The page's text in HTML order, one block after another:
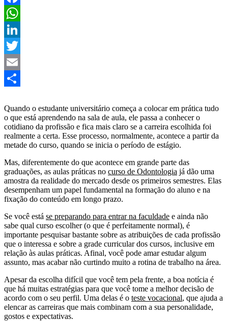
Facebook
WhatsApp
LinkedIn
Twitter
Email
Quando o estudante universitário começa a colocar em prática tudo
o que está aprendendo na sala de aula, ele passa a conhecer o
cotidiano da profissão e fica mais claro se a carreira escolhida foi
realmente a certa. Esse processo, normalmente, acontece a partir da
metade do curso, quando se inicia o período de estágio.
Mas, diferentemente do que acontece em grande parte das
graduações, as aulas práticas no curso de Odontologia já dão uma
amostra da realidade do mercado desde os primeiros semestres. Elas
desempenham um papel fundamental na formação do aluno e na
fixação do conteúdo em longo prazo.
Se você está se preparando para entrar na faculdade e ainda não
sabe qual curso escolher (o que é perfeitamente normal), é
importante pesquisar bastante sobre as atribuições de cada profissão
que o interessa e sobre a grade curricular dos cursos, inclusive em
relação às aulas práticas. Afinal, você pode amar estudar algum
assunto, mas acabar não curtindo muito a rotina de trabalho na área.
Apesar da escolha difícil que você tem pela frente, a boa notícia é
que há muitas estratégias para que você tome a melhor decisão de
acordo com o seu perfil. Uma delas é o teste vocacional, que ajuda a
elencar as carreiras que mais combinam com a sua personalidade,
gostos e expectativas.